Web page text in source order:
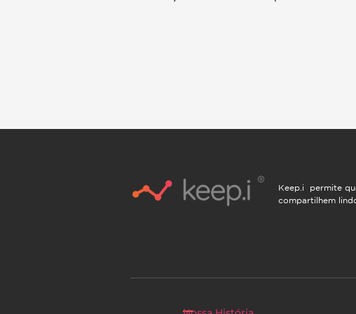
Keep.i permite
compartilhem